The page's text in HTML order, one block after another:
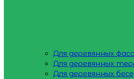
Для деревянных
Для деревянных
Для деревянных